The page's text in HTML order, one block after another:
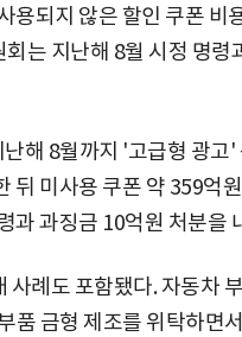
용되지 않은 할인 쿠폰 비
는 지난해 8월 시정 명령
해 8월까지 '고급형 광고'
뒤 미사용 쿠폰 약 359억
과 과징금 10억원 처분을
례도 포함됐다. 자동차
품 금형 제조를 위탁하면